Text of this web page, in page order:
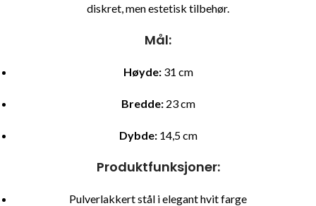
diskret, men estetisk tilbehør.
Mål:
Høyde:31 cm
Bredde:23 cm
Dybde:14,5 cm
Produktfunksjoner:
Pulverlakkert stål i elegant hvit farge